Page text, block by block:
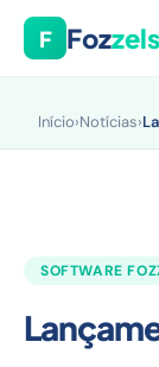
F Fozzels
Início›Notícias›
SOFTWARE